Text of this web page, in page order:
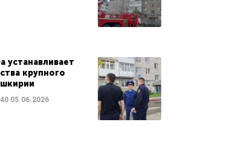
устанавливает
крупного
05.06.2026